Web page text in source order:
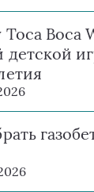
Boca
детской